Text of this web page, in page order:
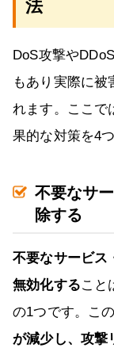
法
DoS攻撃や
もあり実際に被
れます。ここで
果的な対策を4
不要なサ
除する
不要なサービス
無効化すること
の1つです。こ
が減少し、攻撃